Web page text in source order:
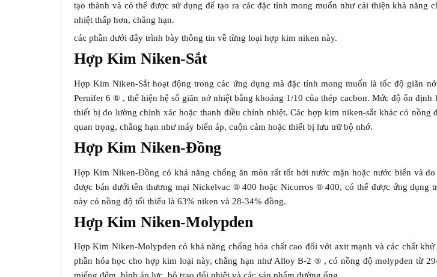
tạo thành và có thể được sử dụng để tạo ra các đặc tính mong muốn như cải thiện khả
nhiệt thấp hơn, chẳng hạn.
các phần dưới đây trình bày thông tin về từng loại hợp kim niken này.
Hợp Kim Niken-Sắt
Hợp Kim Niken-Sắt hoạt động trong các ứng dụng mà đặc tính mong muốn là tốc độ giãn
Pernifer 6 ® , thể hiện hệ số giãn nở nhiệt bằng khoảng 1/10 của thép cacbon. Mức độ ổn
thiết bị đo lường chính xác hoặc thanh điều chỉnh nhiệt. Các hợp kim niken-sắt khác có
quan trọng, chẳng hạn như máy biến áp, cuộn cảm hoặc thiết bị lưu trữ bộ nhớ.
Hợp Kim Niken-Đồng
Hợp Kim Niken-Đồng có khả năng chống ăn mòn rất tốt bởi nước mặn hoặc nước biển và
được bán dưới tên thương mại Nickelvac ® 400 hoặc Nicorros ® 400, có thể được ứng
này có nồng độ tối thiểu là 63% niken và 28-34% đồng.
Hợp Kim Niken-Molypden
Hợp Kim Niken-Molypden có khả năng chống hóa chất cao đối với axit mạnh và các chất
phần hóa học cho hợp kim loại này, chẳng hạn như Alloy B-2 ® , có nồng độ molypden từ